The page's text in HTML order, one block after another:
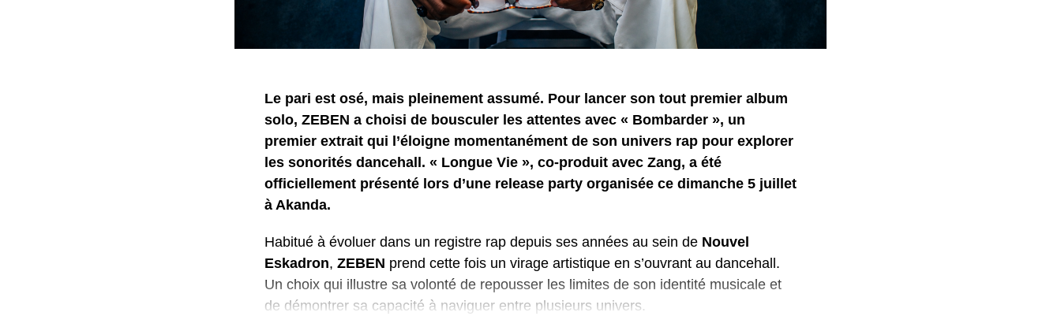
Le pari est osé, mais pleinement assumé. Pour lancer son tout premier album
solo, ZEBEN a choisi de bousculer les attentes avec « Bombarder », un
premier extrait qui l’éloigne momentanément de son univers rap pour explorer
les sonorités dancehall. « Longue Vie », co-produit avec Zang, a été
officiellement présenté lors d’une release party organisée ce dimanche 5 juillet
à Akanda.
Habitué à évoluer dans un registre rap depuis ses années au sein de Nouvel
Eskadron, ZEBEN prend cette fois un virage artistique en s’ouvrant au dancehall.
Un choix qui illustre sa volonté de repousser les limites de son identité musicale et
de démontrer sa capacité à naviguer entre plusieurs univers.